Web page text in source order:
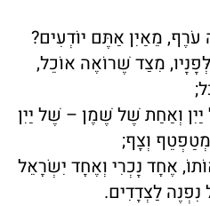
מֵאַיִן אַתֶּם יוֹדְעִים?
מִצַּד שֶׁרוֹאֶה אוֹכֵל,
וְאַחַת שֶׁל שֶׁמֶן – שֶׁל יַיִן
וְצָף;
אֶחָד נָכְרִי וְאֶחָד יִשְׂרָאֵל
נִפְנֶה לַצְּדָדִים.